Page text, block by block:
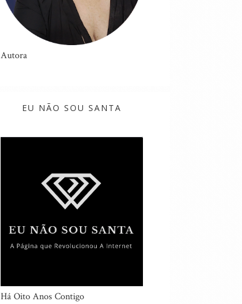
Autora
EU NÃO SOU SANTA
Há Oito Anos Contigo